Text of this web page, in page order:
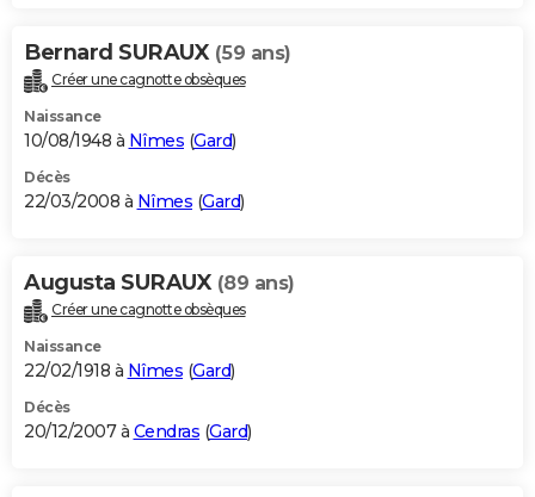
Bernard SURAUX (59 ans)
Créer une cagnotte obsèques
Naissance
10/08/1948 à Nîmes (Gard)
Décès
22/03/2008 à Nîmes (Gard)
Augusta SURAUX (89 ans)
Créer une cagnotte obsèques
Naissance
22/02/1918 à Nîmes (Gard)
Décès
20/12/2007 à Cendras (Gard)